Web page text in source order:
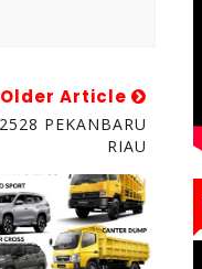
Older Article
PEKANBARU
RIAU